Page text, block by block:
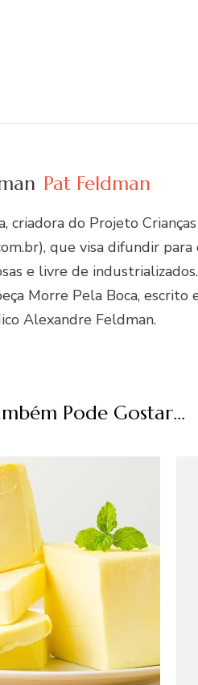
Pat Feldman
criadora do Projeto Crianças
que visa difundir
e livre de
Morre Pela Boca, escrito
Alexandre Feldman.
Pode Gostar...